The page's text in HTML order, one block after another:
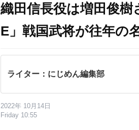
織田信長役は増田俊
E」戦国武将が往年の
ライター：にじめん編集部
2022年 10月14日
Friday 10:55